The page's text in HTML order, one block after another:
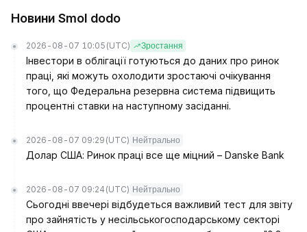
Новини Smol dodo
2026-08-07 10:05 (UTC) Зростання
Інвестори в облігації готуються до даних про ринок
праці, які можуть охолодити зростаючі очікування
того, що Федеральна резервна система підвищить
процентні ставки на наступному засіданні.
2026-08-07 09:29 (UTC) Нейтрально
Долар США: Ринок праці все ще міцний – Danske Bank
2026-08-07 09:24 (UTC) Нейтрально
Сьогодні ввечері відбудеться важливий тест для звіту
про зайнятість у несільськогосподарському секторі